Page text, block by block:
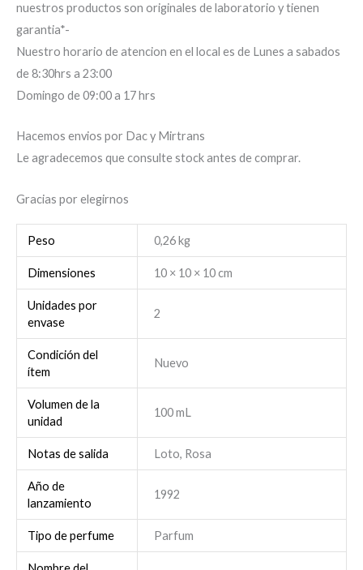
nuestros productos son originales de laboratorio y tienen
garantia*-
Nuestro horario de atencion en el local es de Lunes a sabados
de 8:30hrs a 23:00
Domingo de 09:00 a 17 hrs
Hacemos envios por Dac y Mirtrans
Le agradecemos que consulte stock antes de comprar.
Gracias por elegirnos
Peso 0,26 kg
Dimensiones 10 × 10 × 10 cm
Unidades por
envase
2
Condición del
ítem
Nuevo
Volumen de la
unidad
100 mL
Notas de salida Loto, Rosa
Año de
lanzamiento
1992
Tipo de perfume Parfum